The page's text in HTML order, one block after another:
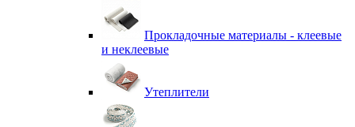
Прокладочные материалы - клеевые
и неклеевые
Утеплители